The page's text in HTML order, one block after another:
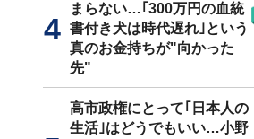
まらない…｢300万円の血統
書付き犬は時代遅れ｣という
真のお金持ちが"向かった
先"
高市政権にとって｢日本人の
生活｣はどうでもいい…小野